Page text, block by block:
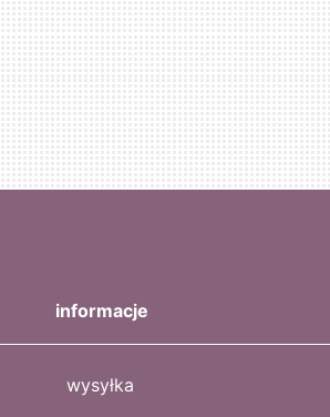
informacje
wysyłka